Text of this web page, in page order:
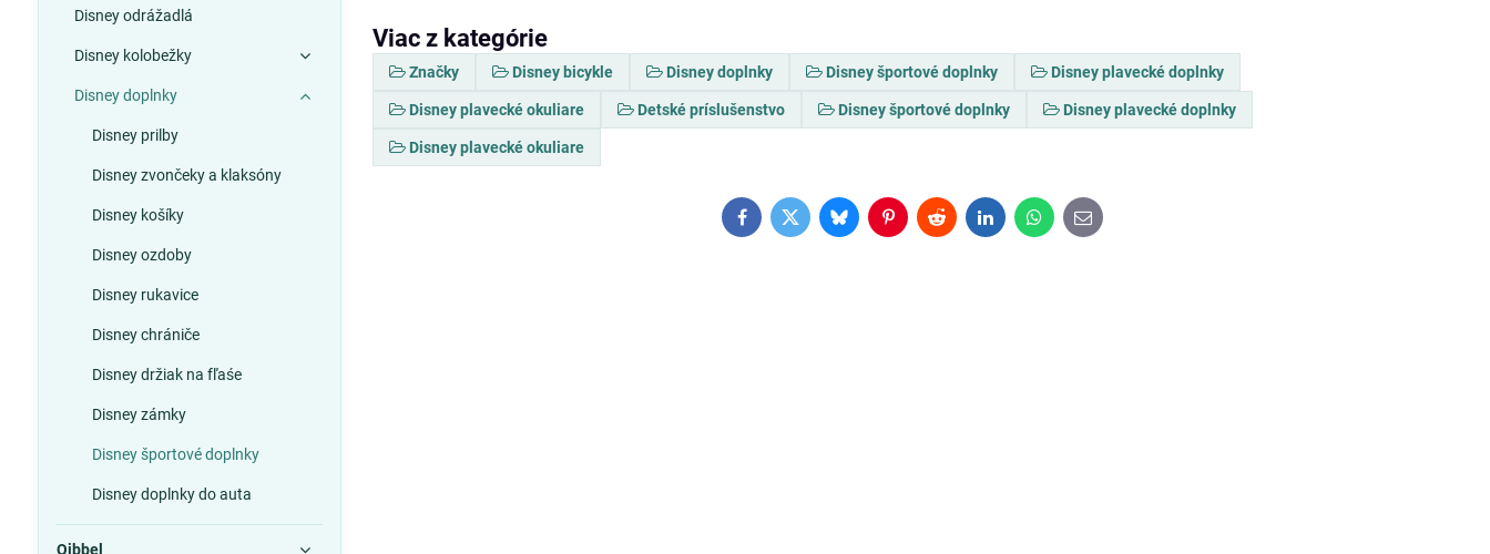
Viac z kategórie
Značky Disney bicykle Disney doplnky Disney športové doplnky Disney plavecké doplnky
Disney plavecké okuliare Detské príslušenstvo Disney športové doplnky Disney plavecké doplnky
Disney plavecké okuliare
FacebookTwitterBlueskyPinterestRedditLinkedInWhatsApp
E-
mail
Disney odrážadlá
Disney kolobežky
Disney doplnky
Disney prilby
Disney zvončeky a klaksóny
Disney košíky
Disney ozdoby
Disney rukavice
Disney chrániče
Disney držiak na fľaśe
Disney zámky
Disney športové doplnky
Disney doplnky do auta
Qibbel